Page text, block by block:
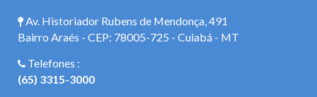
Av. Historiador Rubens de Mendonça, 491
Bairro Araés - CEP: 78005-725 - Cuiabá - MT
Telefones :
(65) 3315-3000